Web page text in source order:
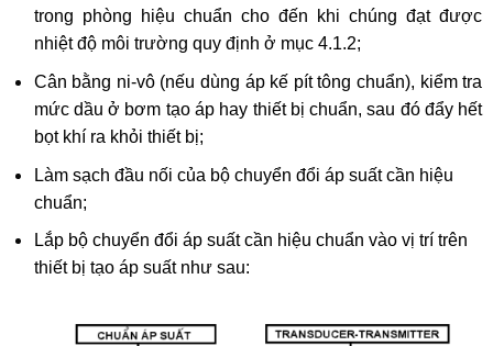
trong phòng hiệu chuẩn cho đến khi chúng đạt được
nhiệt độ môi trường quy định ở mục 4.1.2;
Cân bằng ni-vô (nếu dùng áp kế pít tông chuẩn), kiểm tra
mức dầu ở bơm tạo áp hay thiết bị chuẩn, sau đó đẩy hết
bọt khí ra khỏi thiết bị;
Làm sạch đầu nối của bộ chuyển đổi áp suất cần hiệu
chuẩn;
Lắp bộ chuyển đổi áp suất cần hiệu chuẩn vào vị trí trên
thiết bị tạo áp suất như sau: